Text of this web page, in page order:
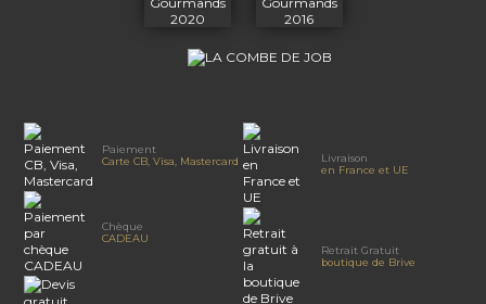
Paiement
Carte CB, Visa, Mastercard
Chèque
CADEAU
Livraison
en France et UE
Retrait Gratuit
boutique de Brive